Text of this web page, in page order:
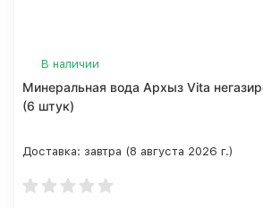
В наличии
Минеральная вода Архыз Vita
(6 штук)
Доставка: завтра (8 августа 2026 г.)